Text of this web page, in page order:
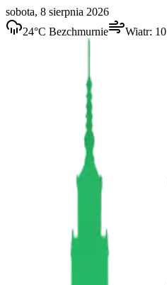
sobota, 8 sierpnia 2026
24°C Bezchmurnie Wiatr: 10